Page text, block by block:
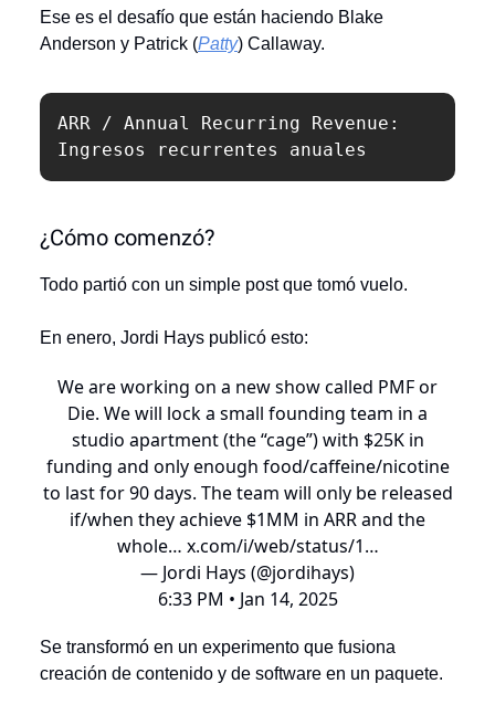
Ese es el desafío que están haciendo Blake
Anderson y Patrick (Patty) Callaway.
ARR / Annual Recurring Revenue:
Ingresos recurrentes anuales
¿Cómo comenzó?
Todo partió con un simple post que tomó vuelo.
En enero, Jordi Hays publicó esto:
We are working on a new show called PMF or
Die. We will lock a small founding team in a
studio apartment (the “cage”) with $25K in
funding and only enough food/caffeine/nicotine
to last for 90 days. The team will only be released
if/when they achieve $1MM in ARR and the
whole… x.com/i/web/status/1…
— Jordi Hays (@jordihays)
6:33 PM • Jan 14, 2025
Se transformó en un experimento que fusiona
creación de contenido y de software en un paquete.